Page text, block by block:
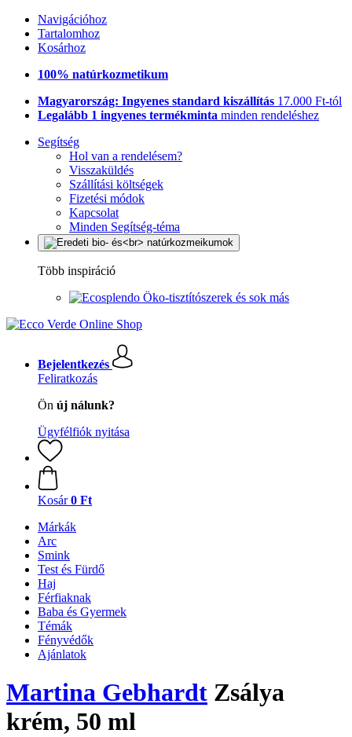
Navigációhoz
Tartalomhoz
Kosárhoz
100% natúrkozmetikum
Magyarország: Ingyenes standard kiszállítás 17.000 Ft-tól
Legalább 1 ingyenes termékminta minden rendeléshez
Segítség
Hol van a rendelésem?
Visszaküldés
Szállítási költségek
Fizetési módok
Kapcsolat
Minden Segítség-téma
Több inspiráció
Öko-tisztítószerek és sok más
Bejelentkezés
Feliratkozás
Ön új nálunk?
Ügyfélfiók nyitása
Kosár 0 Ft
Márkák
Arc
Smink
Test és Fürdő
Haj
Férfiaknak
Baba és Gyermek
Témák
Fényvédők
Ajánlatok
Martina Gebhardt Zsálya
krém, 50 ml